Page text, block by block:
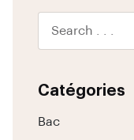
Catégories
Bac